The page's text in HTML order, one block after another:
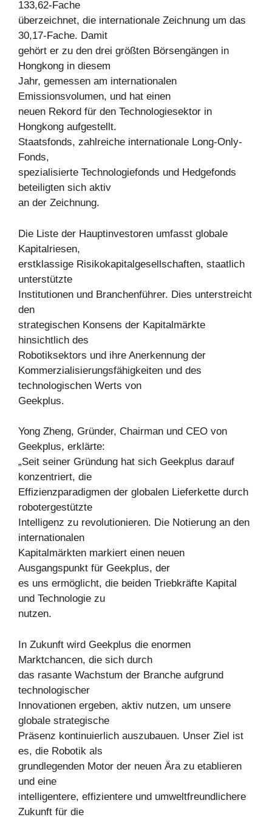
133,62-Fache
überzeichnet, die internationale Zeichnung um das
30,17-Fache. Damit
gehört er zu den drei größten Börsengängen in
Hongkong in diesem
Jahr, gemessen am internationalen
Emissionsvolumen, und hat einen
neuen Rekord für den Technologiesektor in
Hongkong aufgestellt.
Staatsfonds, zahlreiche internationale Long-Only-
Fonds,
spezialisierte Technologiefonds und Hedgefonds
beteiligten sich aktiv
an der Zeichnung.
Die Liste der Hauptinvestoren umfasst globale
Kapitalriesen,
erstklassige Risikokapitalgesellschaften, staatlich
unterstützte
Institutionen und Branchenführer. Dies unterstreicht
den
strategischen Konsens der Kapitalmärkte
hinsichtlich des
Robotiksektors und ihre Anerkennung der
Kommerzialisierungsfähigkeiten und des
technologischen Werts von
Geekplus.
Yong Zheng, Gründer, Chairman und CEO von
Geekplus, erklärte:
„Seit seiner Gründung hat sich Geekplus darauf
konzentriert, die
Effizienzparadigmen der globalen Lieferkette durch
robotergestützte
Intelligenz zu revolutionieren. Die Notierung an den
internationalen
Kapitalmärkten markiert einen neuen
Ausgangspunkt für Geekplus, der
es uns ermöglicht, die beiden Triebkräfte Kapital
und Technologie zu
nutzen.
In Zukunft wird Geekplus die enormen
Marktchancen, die sich durch
das rasante Wachstum der Branche aufgrund
technologischer
Innovationen ergeben, aktiv nutzen, um unsere
globale strategische
Präsenz kontinuierlich auszubauen. Unser Ziel ist
es, die Robotik als
grundlegenden Motor der neuen Ära zu etablieren
und eine
intelligentere, effizientere und umweltfreundlichere
Zukunft für die